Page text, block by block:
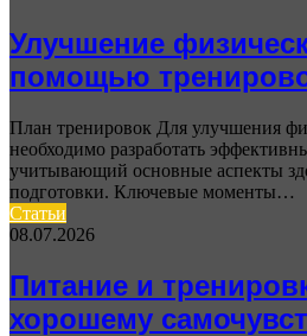
Улучшение
помощью
План тренировок Для улучшения
необходимо разработать
учитывающий основные аспекты
подготовки. Ключевые моменты…
Статьи
08.07.2026
Питание и
хорошему